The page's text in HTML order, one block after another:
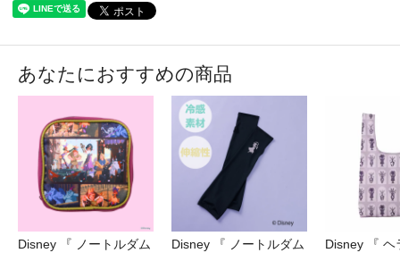
あなたにおすすめの商品
Disney 『 ノートルダム
Disney 『 ノートルダム
Disney 『 ヘ